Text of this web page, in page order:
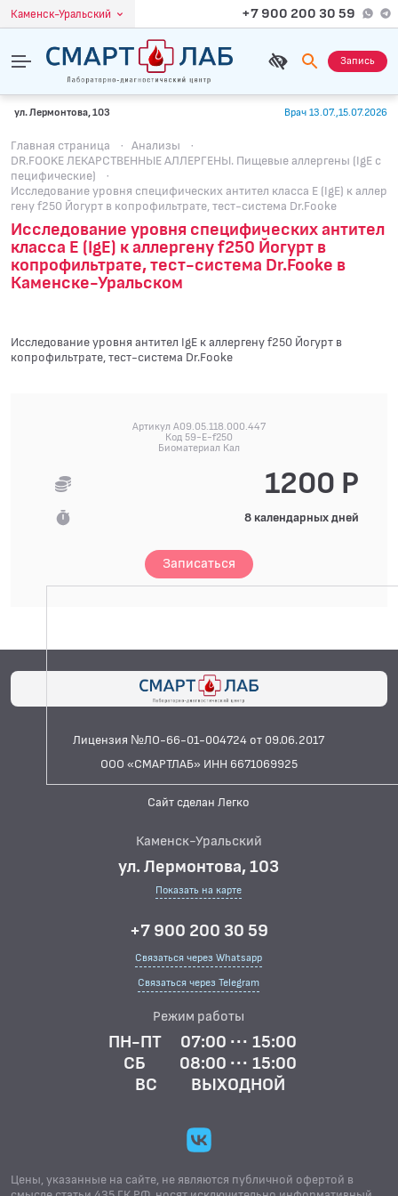
Каменск-Уральский +7 900 200 30 59
Запись
ул. Лермонтова, 103 Врач 13.07.,15.07.2026
Главная страница · Анализы
·
DR.FOOKE ЛЕКАРСТВЕННЫЕ АЛЛЕРГЕНЫ. Пищевые аллергены (IgE с
пецифические)
·
Исследование уровня специфических антител класса E (IgE) к аллер
гену f250 Йогурт в копрофильтрате, тест-система Dr.Fooke
Исследование уровня специфических антител
класса E (IgE) к аллергену f250 Йогурт в
копрофильтрате, тест-система Dr.Fooke в
Каменске-Уральском
Исследование уровня антител IgE к аллергену f250 Йогурт в
копрофильтрате, тест-система Dr.Fooke
Артикул A09.05.118.000.447
Код 59-E-f250
Биоматериал Кал
1200 Р
8 календарных дней
Записаться
Лицензия №ЛО-66-01-004724 от 09.06.2017
ООО «СМАРТЛАБ» ИНН 6671069925
Сайт сделан Легко
Каменск-Уральский
ул. Лермонтова, 103
Показать на карте
+7 900 200 30 59
Связаться через Whatsapp
Связаться через Telegram
Режим работы
ПН-ПТ
07:00 ··· 15:00
СБ
08:00 ··· 15:00
ВС
ВЫХОДНОЙ
Цены, указанные на сайте, не являются публичной офертой в